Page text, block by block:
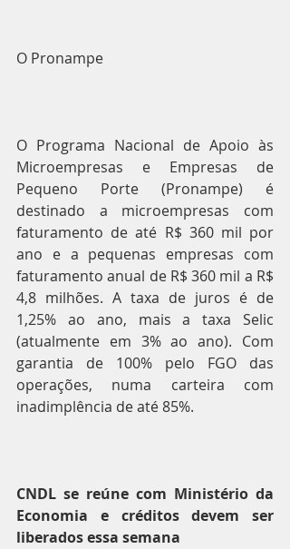
O Pronampe
O Programa Nacional de Apoio às
Microempresas e Empresas de
Pequeno Porte (Pronampe) é
destinado a microempresas com
faturamento de até R$ 360 mil por
ano e a pequenas empresas com
faturamento anual de R$ 360 mil a R$
4,8 milhões. A taxa de juros é de
1,25% ao ano, mais a taxa Selic
(atualmente em 3% ao ano). Com
garantia de 100% pelo FGO das
operações, numa carteira com
inadimplência de até 85%.
CNDL se reúne com Ministério da
Economia e créditos devem ser
liberados essa semana